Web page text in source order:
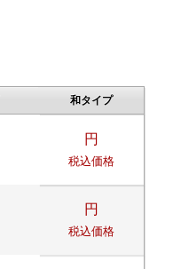
和タイプ
円
税込価格
円
税込価格